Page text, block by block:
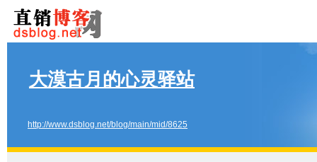
大漠古月的心灵驿站
http://www.dsblog.net/blog/main/mid/8625